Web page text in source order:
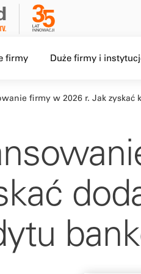
1 of 5,
firmy Level 1 menu, Item 2
Duże firmy i
firmy w 2026 r. Jak zyskać